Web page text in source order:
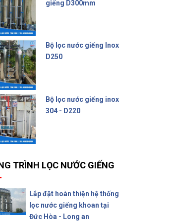
giếng D300mm
Bộ lọc nước giếng Inox
D250
Bộ lọc nước giếng inox
304 - D220
TRÌNH LỌC NƯỚC GIẾNG
Lắp đặt hoàn thiện hệ thống
lọc nước giếng khoan tại
Đức Hòa - Long an